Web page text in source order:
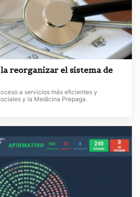
reorganizar el sistema de
a servicios más eficientes y
y la Medicina Prepaga.